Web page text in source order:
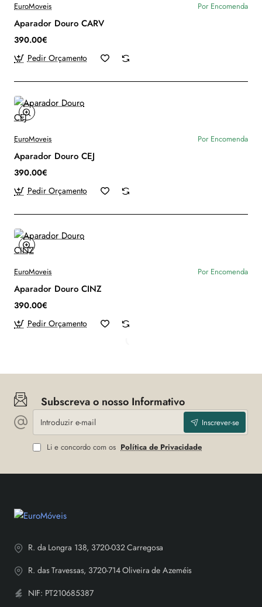
EuroMoveis Por Encomenda
Aparador Douro CARV
390.00€
Pedir Orçamento
EuroMoveis Por Encomenda
Aparador Douro CEJ
390.00€
Pedir Orçamento
EuroMoveis Por Encomenda
Aparador Douro CINZ
390.00€
Pedir Orçamento
Subscreva o nosso Informativo
Introduzir
mail
Inscrever-se
Li e concordo com os Política de Privacidade
R. da Longra 138, 3720-032 Carregosa
R. das Travessas, 3720-714 Oliveira de Azeméis
NIF: PT210685387